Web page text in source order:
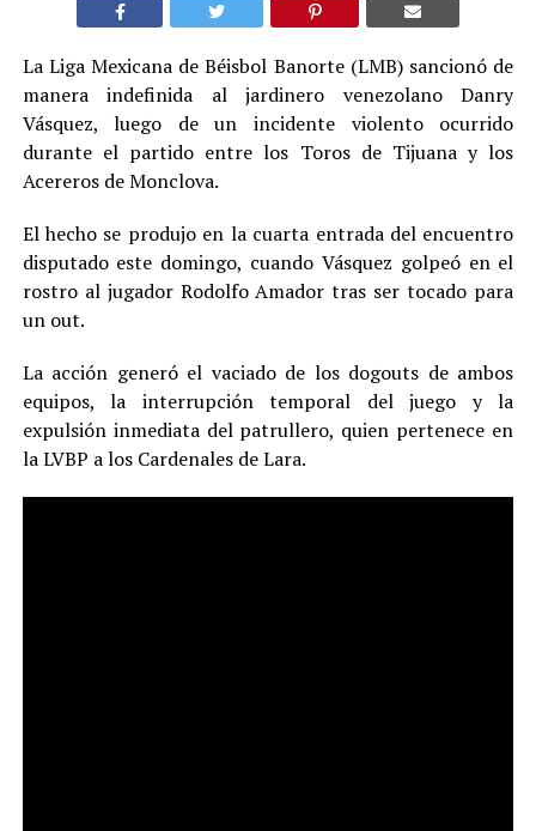
La Liga Mexicana de Béisbol Banorte (LMB) sancionó de
manera indefinida al jardinero venezolano Danry
Vásquez, luego de un incidente violento ocurrido
durante el partido entre los Toros de Tijuana y los
Acereros de Monclova.
El hecho se produjo en la cuarta entrada del encuentro
disputado este domingo, cuando Vásquez golpeó en el
rostro al jugador Rodolfo Amador tras ser tocado para
un out.
La acción generó el vaciado de los dogouts de ambos
equipos, la interrupción temporal del juego y la
expulsión inmediata del patrullero, quien pertenece en
la LVBP a los Cardenales de Lara.